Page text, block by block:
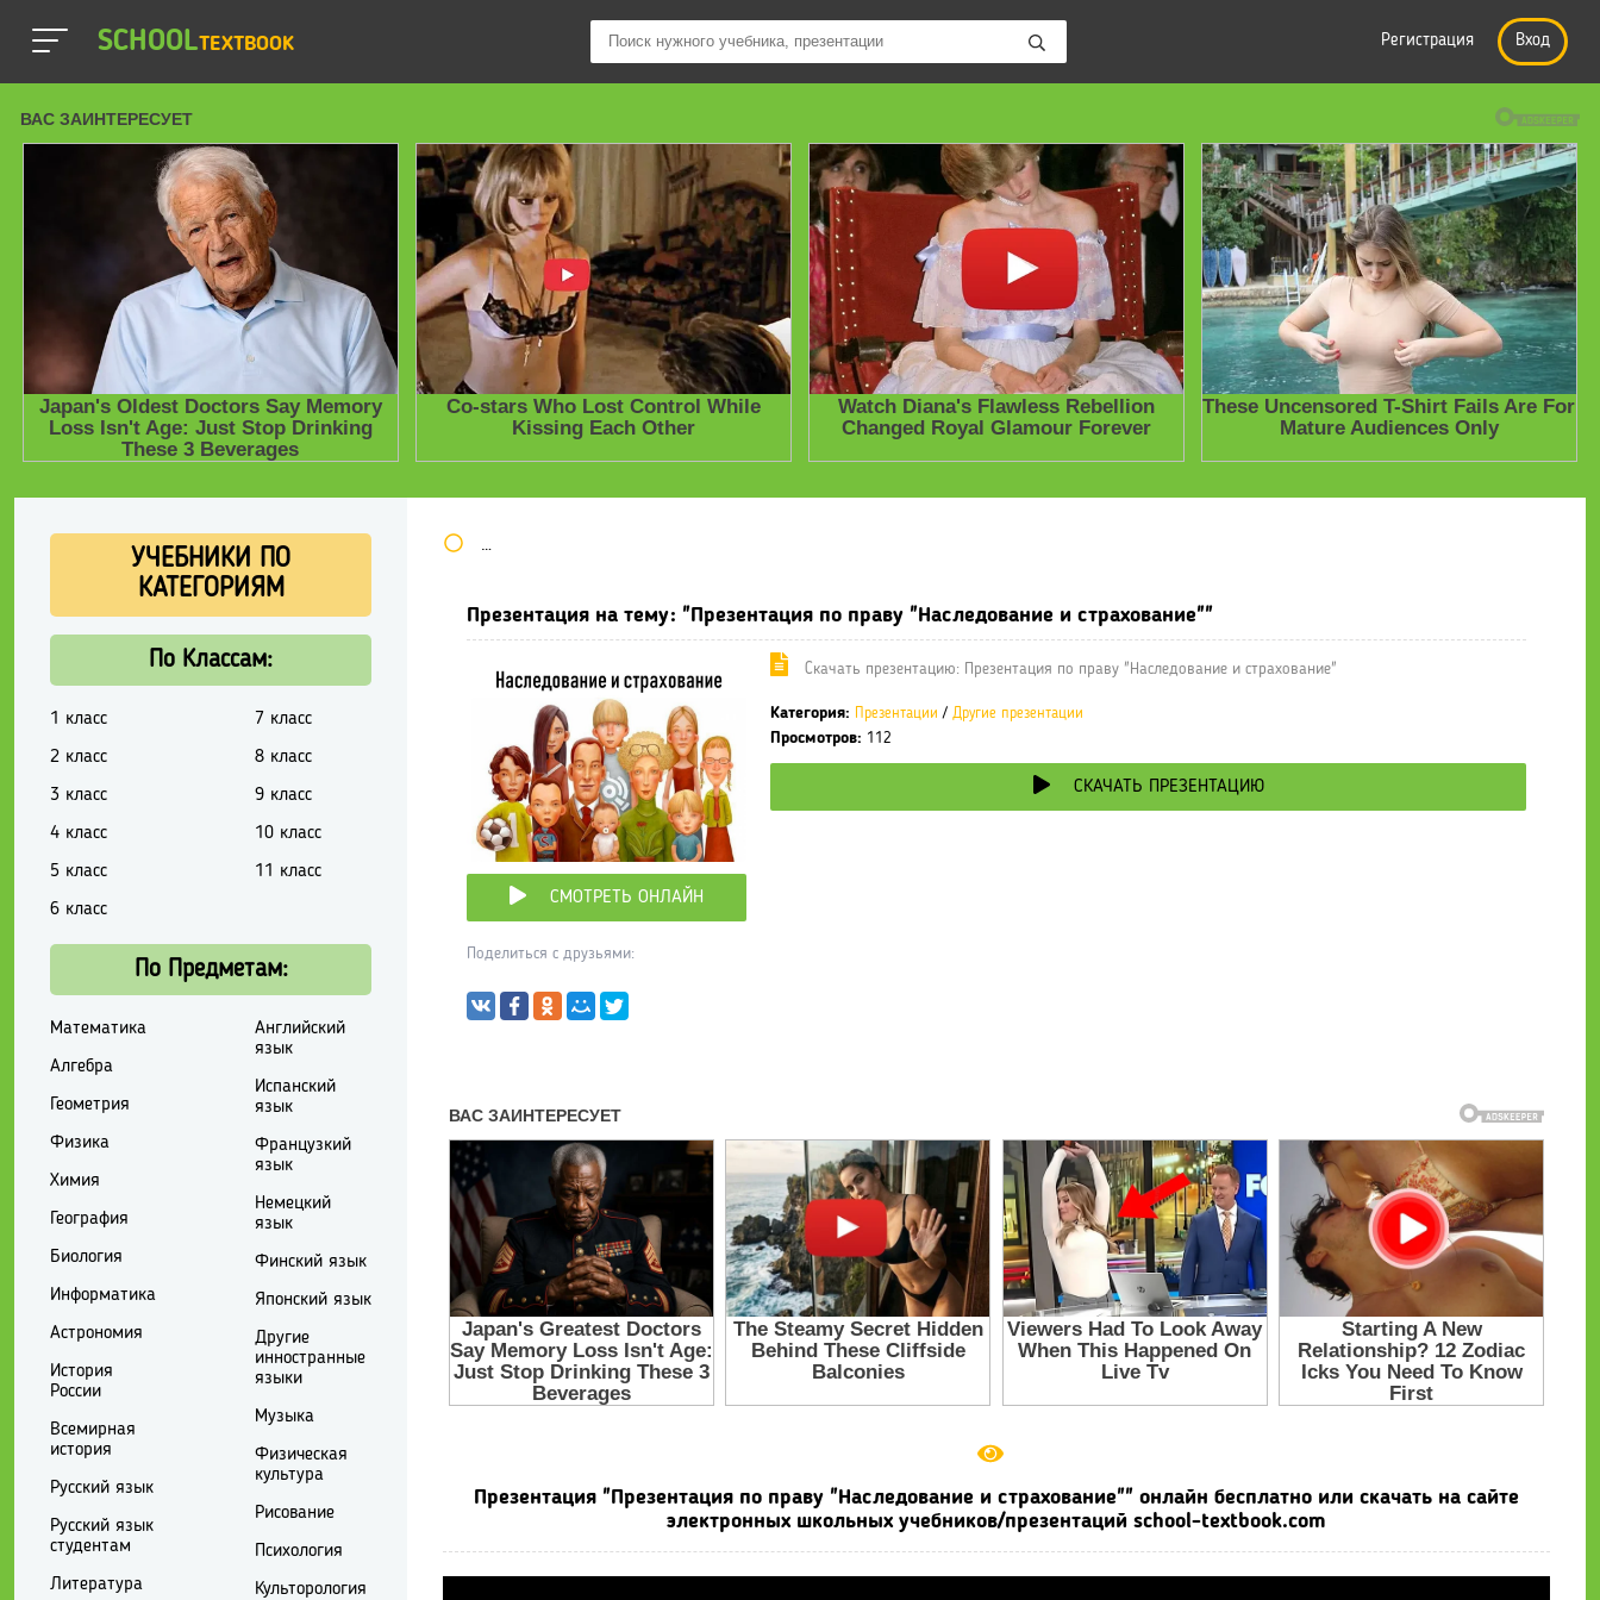
SCHOOLTEXTBOOK Регистрация Вход
Школьные учебники / Презентации по предметам
Презентация на тему: "Презентация по праву "Наследование и страхование""
СМОТРЕТЬ ОНЛАЙН
Поделиться с друзьями:
Cкачать презентацию: Презентация по праву "Наследование и страхование"
Категория: Презентации / Другие презентации
Просмотров: 112
СКАЧАТЬ ПРЕЗЕНТАЦИЮ
Презентация "Презентация по праву "Наследование и страхование"" онлайн бесплатно или скачать на сайте
электронных школьных учебников/презентаций school-textbook.com
УЧЕБНИКИ ПО
КАТЕГОРИЯМ
По Классам:
1 класс
2 класс
3 класс
4 класс
5 класс
6 класс
7 класс
8 класс
9 класс
10 класс
11 класс
По Предметам:
Математика
Алгебра
Геометрия
Физика
Химия
География
Биология
Информатика
Астрономия
История
России
Всемирная
история
Русский язык
Русский язык
студентам
Литература
Английский
язык
Испанский
язык
Французкий
язык
Немецкий
язык
Финский язык
Японский язык
Другие
инностранные
языки
Музыка
Физическая
культура
Рисование
Психология
Культорология